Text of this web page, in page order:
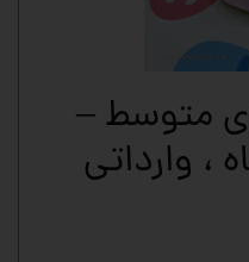
متوسط –
، وارداتی